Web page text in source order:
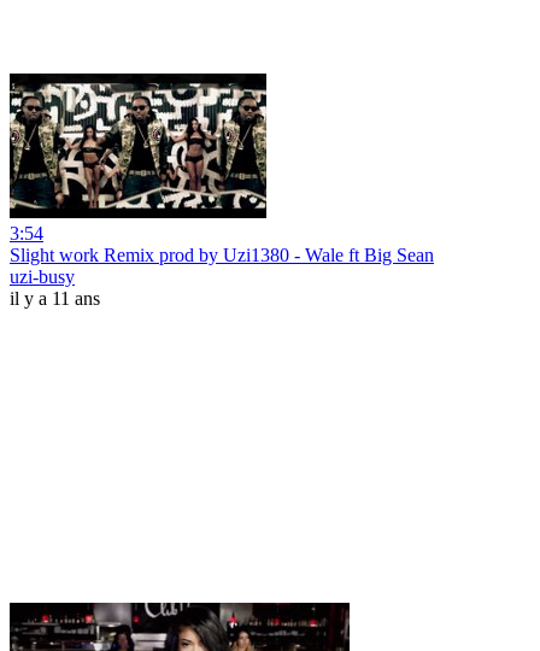
3:54
Slight work Remix prod by Uzi1380 - Wale ft Big Sean
uzi-busy
il y a 11 ans